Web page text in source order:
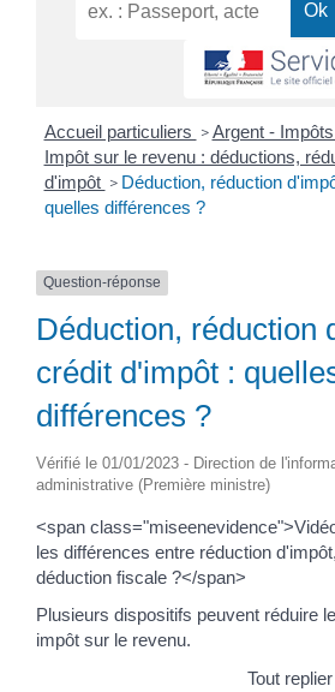
Accueil particuliers > Argent -
Impôt sur le revenu : déductions,
d'impôt > Déduction, réduction
quelles différences ?
Question-réponse
Déduction, réduction
crédit d'impôt :
différences ?
Vérifié le 01/01/2023 - Direction de
administrative (Première ministre)
<span
les différences entre réduction
déduction fiscale ?</span>
Plusieurs dispositifs peuvent réduire
impôt sur le revenu.
Tout replier